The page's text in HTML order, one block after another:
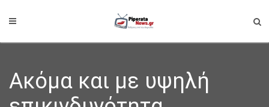
Ακόμα και με υψηλή